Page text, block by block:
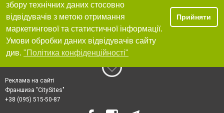
збору технічних даних стосовно
відвідувачів з метою отримання
маркетингової та статистичної інформації.
Умови обробки даних відвідувачів сайту
див. "Політика конфіденційності"
Прийняти
Реклама на сайті
Франшиза "CitySites"
+38 (095) 515-50-87